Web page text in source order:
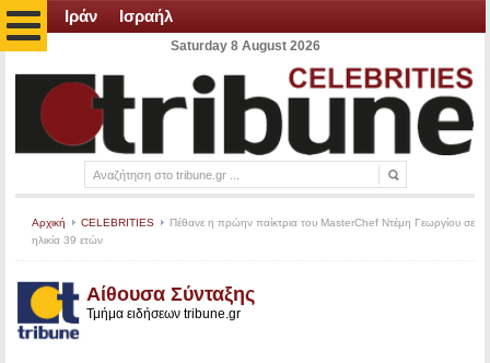
Ιράν Ισραήλ
Saturday 8 August 2026
Αρχική CELEBRITIES
Πέθανε η πρώην παίκτρια του MasterChef Ντέμη Γεωργίου σε
ηλικία 39 ετών
Αίθουσα Σύνταξης
Τμήμα ειδήσεων tribune.gr